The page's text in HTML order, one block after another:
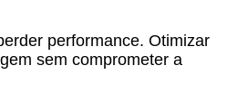
performance. Otimizar
sem comprometer a